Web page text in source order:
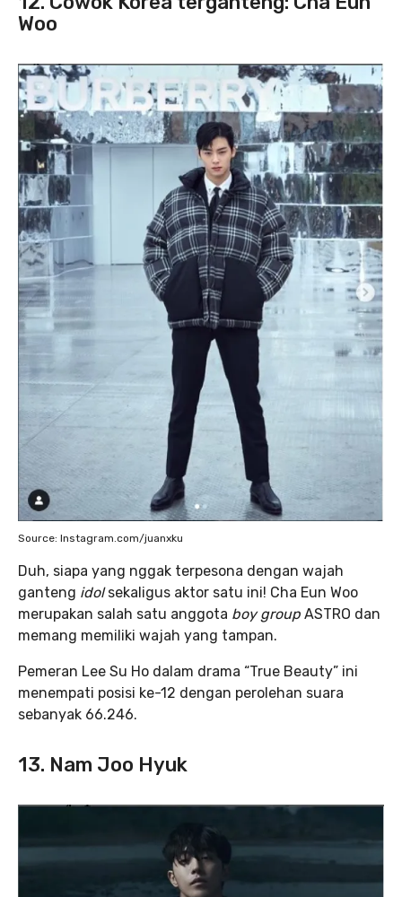
Woo
Source: Instagram.com/juanxku
Duh, siapa yang nggak terpesona dengan wajah
ganteng idolsekaligus aktor satu ini! Cha Eun Woo
merupakan salah satu anggota boy group ASTRO dan
memang memiliki wajah yang tampan.
Pemeran Lee Su Ho dalam drama “True Beauty” ini
menempati posisi ke-12 dengan perolehan suara
sebanyak 66.246.
13. Nam Joo Hyuk